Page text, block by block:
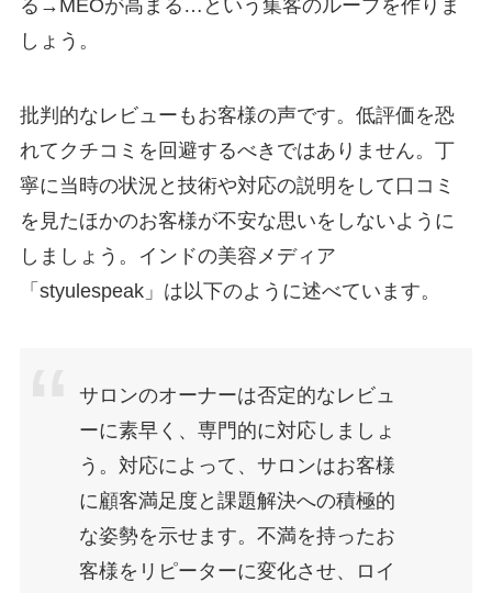
る→MEOが高まる…という集客のループを作りま
しょう。
批判的なレビューもお客様の声です。低評価を恐
れてクチコミを回避するべきではありません。丁
寧に当時の状況と技術や対応の説明をして口コミ
を見たほかのお客様が不安な思いをしないように
しましょう。インドの美容メディア
「styulespeak」は以下のように述べています。
サロンのオーナーは否定的なレビュ
ーに素早く、専門的に対応しましょ
う。対応によって、サロンはお客様
に顧客満足度と課題解決への積極的
な姿勢を示せます。不満を持ったお
客様をリピーターに変化させ、ロイ